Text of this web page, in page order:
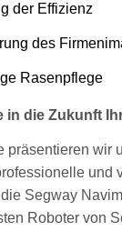
der Effizienz
des
Rasenpflege
in die Zukunft
präsentieren wir
und
Segway
Roboter von